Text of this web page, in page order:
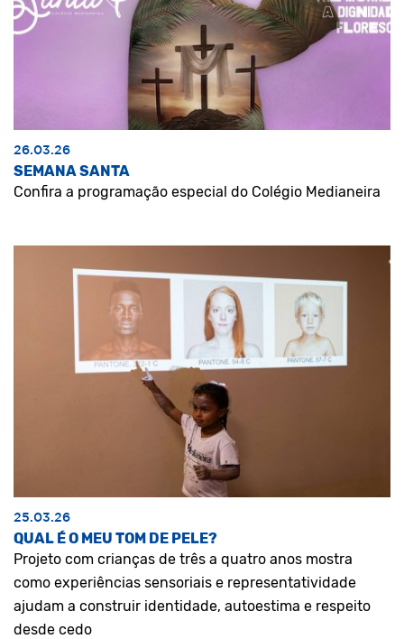
26.03.26
SEMANA SANTA
Confira a programação especial do Colégio Medianeira
25.03.26
QUAL É O MEU TOM DE PELE?
Projeto com crianças de três a quatro anos mostra
como experiências sensoriais e representatividade
ajudam a construir identidade, autoestima e respeito
desde cedo